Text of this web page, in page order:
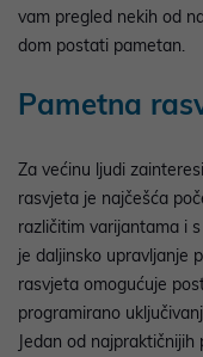
vam pregled nekih od
dom postati pametan.
Pametna
Za većinu ljudi
rasvjeta je najčešća
različitim varijantama i
je daljinsko upravljanje
rasvjeta omogućuje
programirano
Jedan od najpraktičnijih